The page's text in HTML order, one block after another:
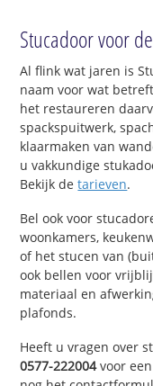
Stucadoor voor
Al flink wat jaren is
naam voor wat
het restaureren
spackspuitwerk,
klaarmaken van
u vakkundige
Bekijk detarieven.
Bel ook voor
woonkamers,
of het stucen van
ook bellen voor
materiaal en
plafonds.
Heeft u vragen over
0577-222004voor